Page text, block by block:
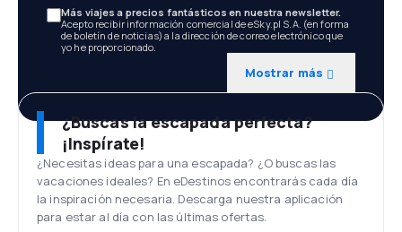
Más viajes a precios fantásticos en nuestra newsletter.
Acepto recibir información comercial de eSky.pl S.A. (en forma
de boletín de noticias) a la dirección de correo electrónico que
yo he proporcionado.
Mostrar más
¿Buscas la escapada perfecta?
¡Inspírate!
¿Necesitas ideas para una escapada? ¿O buscas las
vacaciones ideales? En eDestinos encontrarás cada día
la inspiración necesaria. Descarga nuestra aplicación
para estar al día con las últimas ofertas.